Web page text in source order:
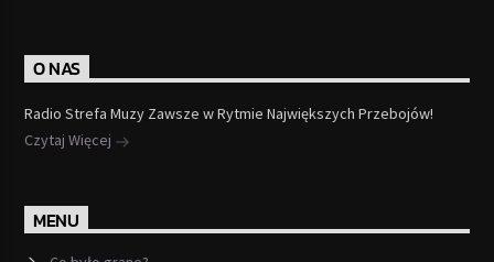
O NAS
Radio Strefa Muzy Zawsze w Rytmie Największych Przebojów!
Czytaj Więcej
MENU